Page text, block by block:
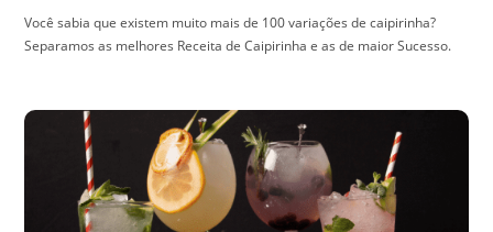
Você sabia que existem muito mais de 100 variações de caipirinha?
Separamos as melhores Receita de Caipirinha e as de maior Sucesso.